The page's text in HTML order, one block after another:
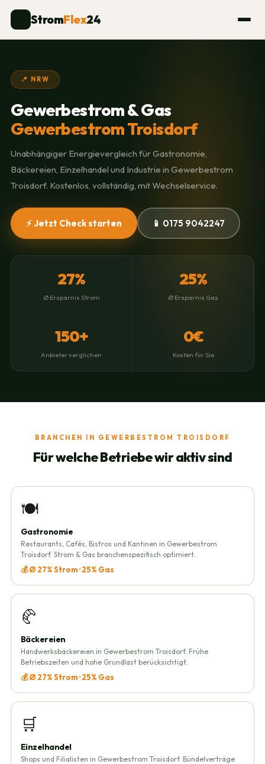
StromFlex24
📍 NRW
Gewerbestrom & Gas
Gewerbestrom Troisdorf
Unabhängiger Energievergleich für Gastronomie,
Bäckereien, Einzelhandel und Industrie in Gewerbestrom
Troisdorf. Kostenlos, vollständig, mit Wechselservice.
⚡ Jetzt Check starten 📱 0175 9042247
27%
Ø Ersparnis Strom
25%
Ø Ersparnis Gas
150+
Anbieter verglichen
0€
Kosten für Sie
BRANCHEN IN GEWERBESTROM TROISDORF
Für welche Betriebe wir aktiv sind
🍽️
Gastronomie
Restaurants, Cafés, Bistros und Kantinen in Gewerbestrom
Troisdorf. Strom & Gas branchenspezifisch optimiert.
💰 Ø 27% Strom · 25% Gas
🥐
Bäckereien
Handwerksbäckereien in Gewerbestrom Troisdorf. Frühe
Betriebszeiten und hohe Grundlast berücksichtigt.
💰 Ø 27% Strom · 25% Gas
🛒
Einzelhandel
Shops und Filialisten in Gewerbestrom Troisdorf. Bündelverträge